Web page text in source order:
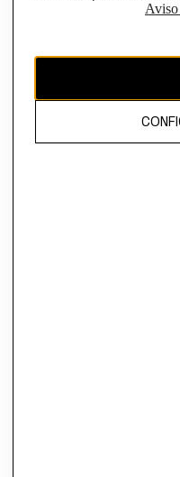
El contenido de esta página
Aviso